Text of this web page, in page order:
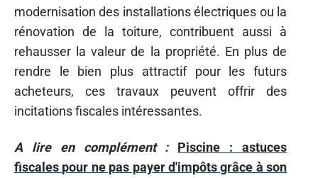
modernisation des installations électriques ou la
rénovation de la toiture, contribuent aussi à
rehausser la valeur de la propriété. En plus de
rendre le bien plus attractif pour les futurs
acheteurs, ces travaux peuvent offrir des
incitations fiscales intéressantes.
A lire en complément :
Piscine : astuces
fiscales pour ne pas payer d'impôts grâce à son